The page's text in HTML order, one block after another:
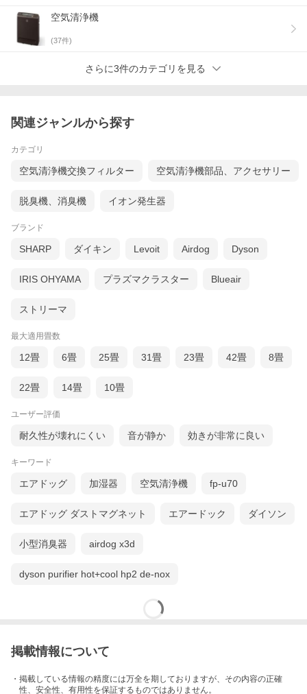
空気清浄機
(37件)
さらに3件のカテゴリを見る
関連ジャンルから探す
カテゴリ
空気清浄機交換フィルター 空気清浄機部品、アクセサリー
脱臭機、消臭機 イオン発生器
ブランド
SHARP ダイキン Levoit Airdog Dyson
IRIS OHYAMA プラズマクラスター Blueair
ストリーマ
最大適用畳数
12畳 6畳 25畳 31畳 23畳 42畳 8畳
22畳 14畳 10畳
ユーザー評価
耐久性が壊れにくい 音が静か 効きが非常に良い
キーワード
エアドッグ 加湿器 空気清浄機 fp-u70
エアドッグ ダストマグネット エアードック ダイソン
小型消臭器 airdog x3d
dyson purifier hot+cool hp2 de-nox
掲載情報について
・掲載している情報の精度には万全を期しておりますが、その内容の正確
性、安全性、有用性を保証するものではありません。